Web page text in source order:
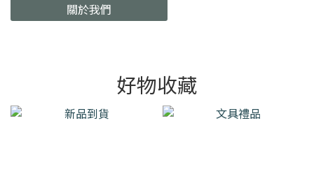
關於我們
好物收藏